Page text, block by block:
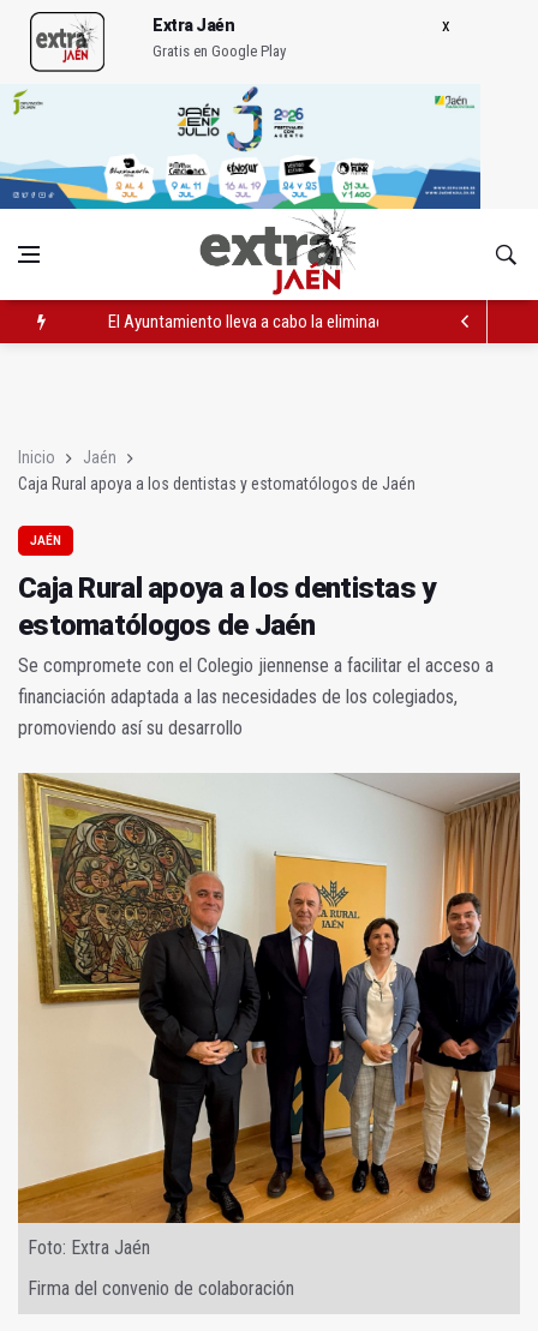
Extra Jaén
Gratis en Google Play
El Ayuntamiento lleva a cabo la eliminación de grafitis en el
La Guardia Civil reforzará la seguridad el 12 de agosto por el
Inicio
Jaén
Caja Rural apoya a los dentistas y estomatólogos de Jaén
JAÉN
Caja Rural apoya a los dentistas y
estomatólogos de Jaén
Se compromete con el Colegio jiennense a facilitar el acceso a
financiación adaptada a las necesidades de los colegiados,
promoviendo así su desarrollo
Foto: Extra Jaén
Firma del convenio de colaboración